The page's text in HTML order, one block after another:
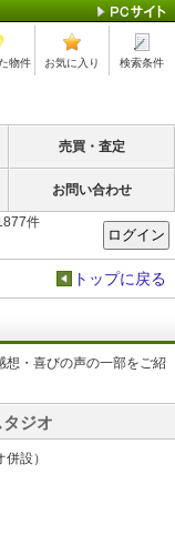
物件 お気に入り 検索条件
売買・査定
お問い合わせ
件
トップに戻る
想・喜びの声の一部をご紹
ジオ
設）